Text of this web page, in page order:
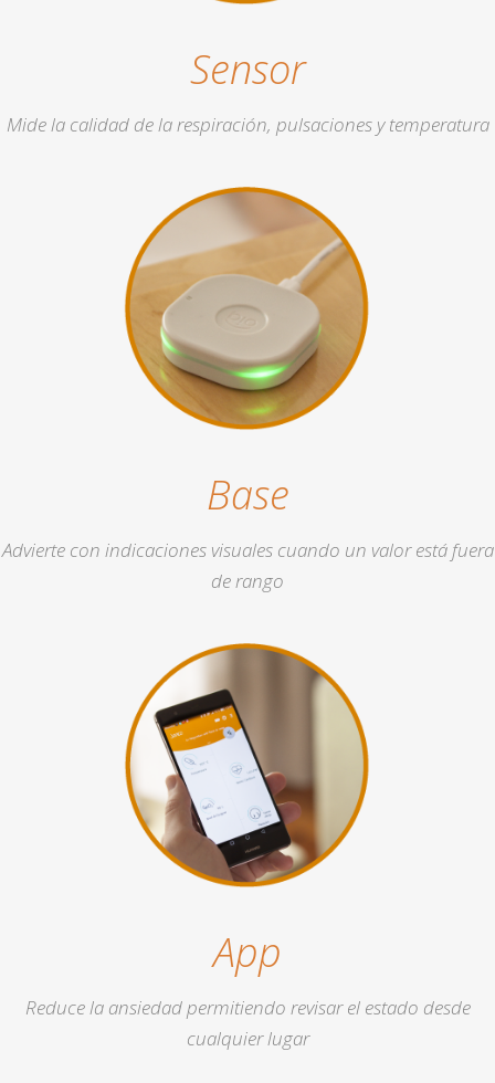
Sensor
Mide la calidad de la respiración, pulsaciones y temperatura
Base
Advierte con indicaciones visuales cuando un valor está fuera
de rango
App
Reduce la ansiedad permitiendo revisar el estado desde
cualquier lugar